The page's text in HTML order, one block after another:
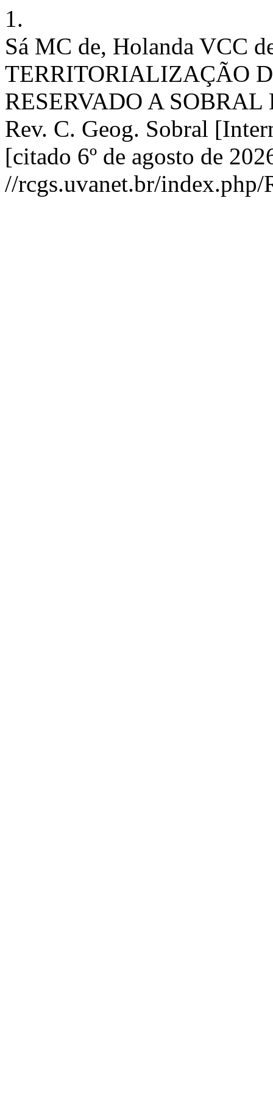
1.
Sá MC de, Holanda VCC
TERRITORIALIZAÇÃO
RESERVADO A
Rev. C. Geog. Sobral
[citado 6º de agosto de
//rcgs.uvanet.br/